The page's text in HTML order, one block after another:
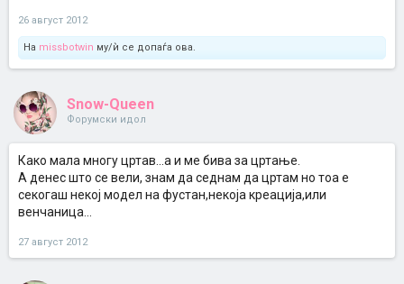
26 август 2012
На missbotwin му/ѝ се допаѓа ова.
Snow-Queen
Форумски идол
Како мала многу цртав...а и ме бива за цртање.
А денес што се вели, знам да седнам да цртам но тоа е
секогаш некој модел на фустан,некоја креација,или
венчаница...
27 август 2012